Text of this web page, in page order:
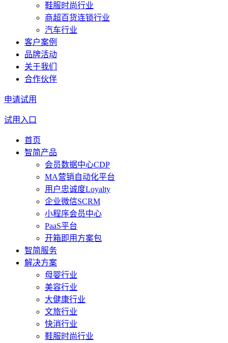
鞋服时尚行业
商超百货连锁行业
汽车行业
客户案例
品牌活动
关于我们
合作伙伴
申请试用
试用入口
首页
智简产品
会员数据中心CDP
MA营销自动化平台
用户忠诚度Loyalty
企业微信SCRM
小程序会员中心
PaaS平台
开箱即用方案包
智简服务
解决方案
母婴行业
美容行业
大健康行业
文旅行业
快消行业
鞋服时尚行业